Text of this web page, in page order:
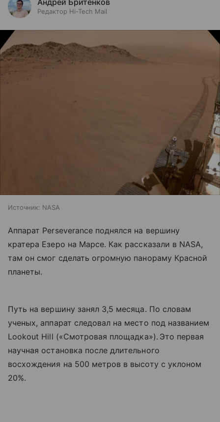
Андрей Бритенков
Редактор Hi-Tech Mail
Источник: NASA
Аппарат Perseverance поднялся на вершину
кратера Езеро на Марсе. Как рассказали в NASA,
там он смог сделать огромную панораму Красной
планеты.
Путь на вершину занял 3,5 месяца. По словам
ученых, аппарат следовал на место под названием
Lookout Hill («Смотровая площадка»). Это первая
научная остановка после длительного
восхождения на 500 метров в высоту с уклоном
20%.